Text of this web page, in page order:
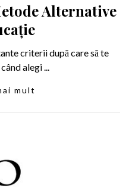
Alternative
criterii după care să te
alegi ...
mult